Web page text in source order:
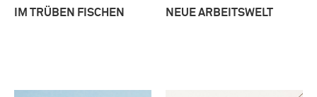
IM TRÜBEN FISCHEN NEUE ARBEITSWELT